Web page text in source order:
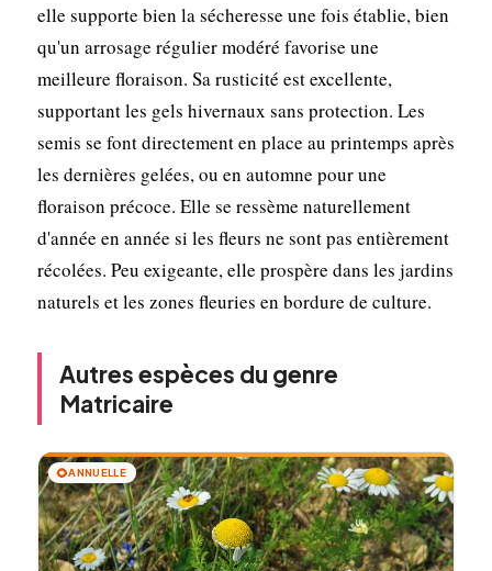
elle supporte bien la sécheresse une fois établie, bien
qu'un arrosage régulier modéré favorise une
meilleure floraison. Sa rusticité est excellente,
supportant les gels hivernaux sans protection. Les
semis se font directement en place au printemps après
les dernières gelées, ou en automne pour une
floraison précoce. Elle se ressème naturellement
d'année en année si les fleurs ne sont pas entièrement
récolées. Peu exigeante, elle prospère dans les jardins
naturels et les zones fleuries en bordure de culture.
Autres espèces du genre
Matricaire
🌻ANNUELLE